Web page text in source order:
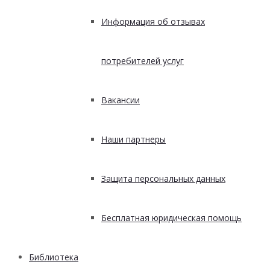
Информация об отзывах
потребителей услуг
Вакансии
Наши партнеры
Защита персональных данных
Бесплатная юридическая помощь
Библиотека